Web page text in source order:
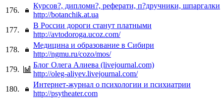
176.
Курсов?, дипломн?, реферати, п?дручники, шпаргалки
http://botanchik.at.ua
177.
В России дороги станут платными
http://avtodoroga.ucoz.com/
178.
Медицина и образование в Сибири
http://ngmu.ru/cozo/mos/
179.
Блог Олега Алиева (livejournal.com)
http://oleg-aliyev.livejournal.com/
180.
Интернет-журнал о психологии и психиатрии
http://psytheater.com